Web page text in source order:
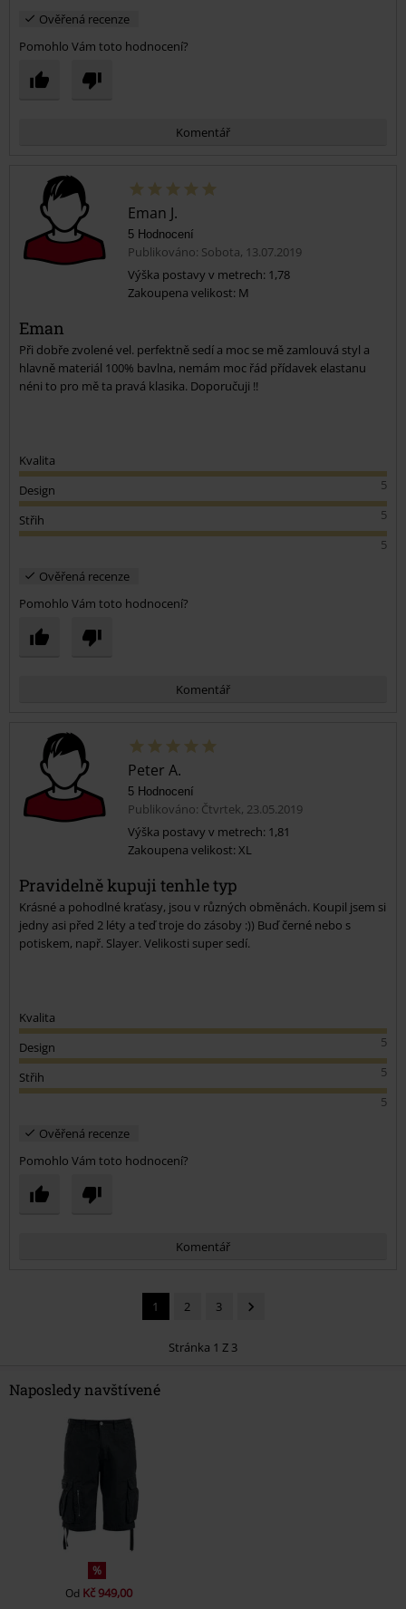
Ověřená recenze
Pomohlo Vám toto hodnocení?
Komentář
Eman J.
5 Hodnocení
Publikováno: Sobota, 13.07.2019
Výška postavy v metrech: 1,78
Zakoupena velikost: M
Eman
Při dobře zvolené vel. perfektně sedí a moc se mě zamlouvá styl a
hlavně materiál 100% bavlna, nemám moc řád přídavek elastanu
néni to pro mě ta pravá klasika. Doporučuji !!
Kvalita
5
Design
5
Střih
5
Ověřená recenze
Pomohlo Vám toto hodnocení?
Komentář
Peter A.
5 Hodnocení
Publikováno: Čtvrtek, 23.05.2019
Výška postavy v metrech: 1,81
Zakoupena velikost: XL
Pravidelně kupuji tenhle typ
Krásné a pohodlné kraťasy, jsou v různých obměnách. Koupil jsem si
jedny asi před 2 léty a teď troje do zásoby :)) Buď černé nebo s
potiskem, např. Slayer. Velikosti super sedí.
Kvalita
5
Design
5
Střih
5
Ověřená recenze
Pomohlo Vám toto hodnocení?
Komentář
Odeslat komentář
1 2 3
Stránka 1 Z 3
Naposledy navštívené
%
Od Kč 949,00